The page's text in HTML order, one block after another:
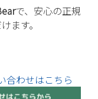
で、安心の正規
ます。
合わせはこちら